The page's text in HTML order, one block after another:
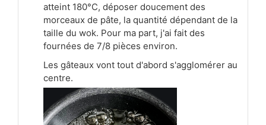
atteint 180°C, déposer doucement des
morceaux de pâte, la quantité dépendant de la
taille du wok. Pour ma part, j'ai fait des
fournées de 7/8 pièces environ.
Les gâteaux vont tout d'abord s'agglomérer au
centre.